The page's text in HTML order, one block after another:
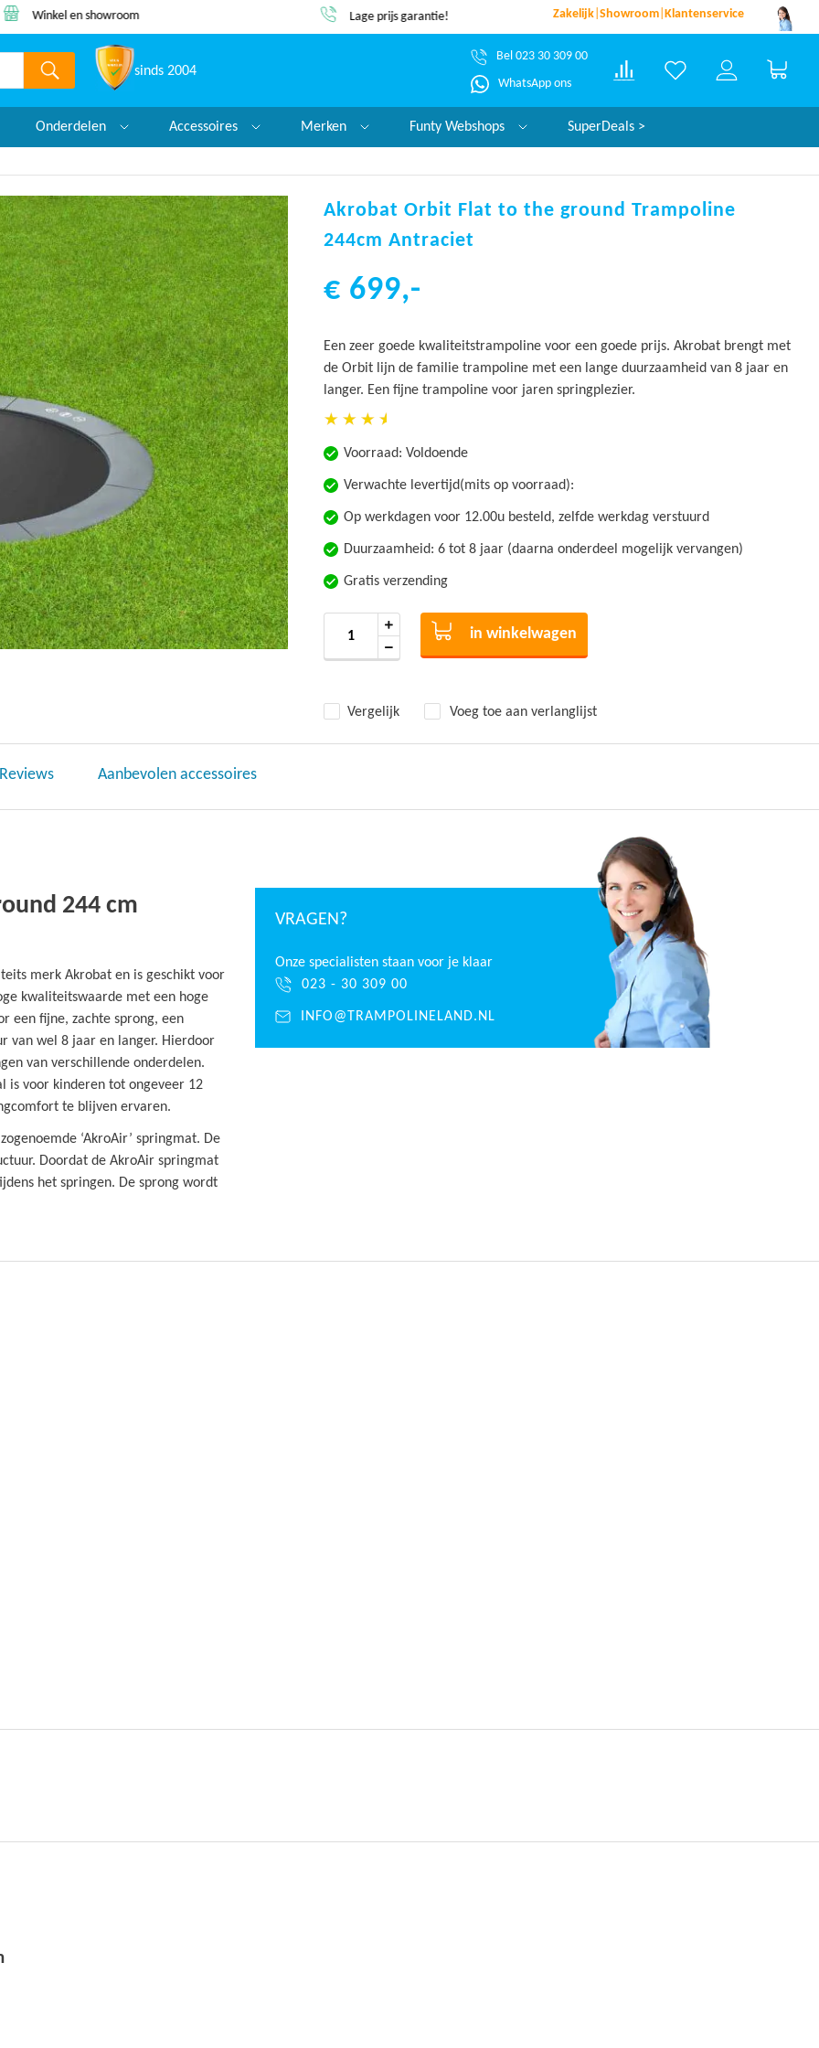
Akrobat Orbit Flat to the ground Trampoline
244cm Antraciet
€ 699,-
Een zeer goede kwaliteitstrampoline voor een goede prijs. Akrobat brengt met
de Orbit lijn de familie trampoline met een lange duurzaamheid van 8 jaar en
langer. Een fijne trampoline voor jaren springplezier.
Voorraad:Voldoende
Verwachte levertijd(mits op voorraad):
Op werkdagen voor 12.00u besteld, zelfde werkdag verstuurd
Duurzaamheid: 6 tot 8 jaar (daarna onderdeel mogelijk vervangen)
Gratis verzending
in winkelwagen
Vergelijk Voeg toe aan verlanglijst
Reviews Aanbevolen accessoires
244 cm
merk Akrobat en is geschikt voor
kwaliteitswaarde met een hoge
een fijne, zachte sprong, een
van wel 8 jaar en langer. Hierdoor
van verschillende onderdelen.
is voor kinderen tot ongeveer 12
te blijven ervaren.
‘AkroAir’ springmat. De
Doordat de AkroAir springmat
het springen. De sprong wordt
met de CE certificering. De
springveren en het frame worden
wordt een eventuele val flink
wordt namelijk geleverd
ook verkrijgbaar met heel of half
inground en flat to the ground),
een gepaste trampoline kan
en daarbij een extra diepe
geïntegreerd in de tuin. Dit
een Flat tot the ground
trampoline gesprongen wordt of
is. Er kan hierbij gekozen
244 cm
VRAGEN?
Onze specialisten staan voor je klaar
023 - 30 309 00
INFO@TRAMPOLINELAND.NL
Winkel en showroom Lage prijs garantie! dezelfde werkdag verzonden*
Zakelijk Showroom Klantenservice
sinds 2004
Bel 023 30 309 00
WhatsApp ons
Onderdelen Accessoires Merken Funty Webshops SuperDeals >